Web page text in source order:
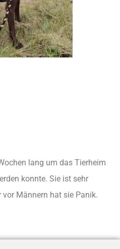
lang um das Tierheim
konnte. Sie ist sehr
Männern hat sie Panik.